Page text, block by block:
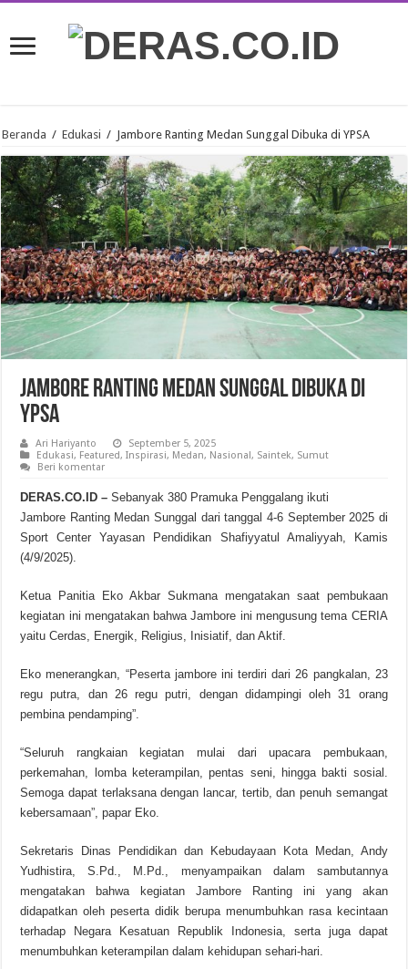
Beranda / Edukasi / Jambore Ranting Medan Sunggal Dibuka di YPSA
Jambore Ranting Medan Sunggal Dibuka di
YPSA
Ari Hariyanto
September 5, 2025
Edukasi, Featured,Inspirasi, Medan, Nasional, Saintek, Sumut
Beri komentar
DERAS.CO.ID – Sebanyak 380 Pramuka Penggalang ikuti
Jambore Ranting Medan Sunggal dari tanggal 4-6 September 2025 di
Sport Center Yayasan Pendidikan Shafiyyatul Amaliyyah, Kamis
(4/9/2025).
Ketua Panitia Eko Akbar Sukmana mengatakan saat pembukaan
kegiatan ini mengatakan bahwa Jambore ini mengusung tema CERIA
yaitu Cerdas, Energik, Religius, Inisiatif, dan Aktif.
Eko menerangkan, “Peserta jambore ini terdiri dari 26 pangkalan, 23
regu putra, dan 26 regu putri, dengan didampingi oleh 31 orang
pembina pendamping”.
“Seluruh rangkaian kegiatan mulai dari upacara pembukaan,
perkemahan, lomba keterampilan, pentas seni, hingga bakti sosial.
Semoga dapat terlaksana dengan lancar, tertib, dan penuh semangat
kebersamaan”, papar Eko.
Sekretaris Dinas Pendidikan dan Kebudayaan Kota Medan, Andy
Yudhistira, S.Pd., M.Pd., menyampaikan dalam sambutannya
mengatakan bahwa kegiatan Jambore Ranting ini yang akan
didapatkan oleh peserta didik berupa menumbuhkan rasa kecintaan
terhadap Negara Kesatuan Republik Indonesia, serta juga dapat
menumbuhkan keterampilan dalam kehidupan sehari-hari.